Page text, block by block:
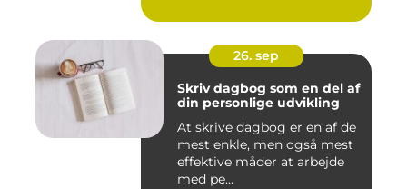
26. sep
Skriv dagbog som en del af
din personlige udvikling
At skrive dagbog er en af de
mest enkle, men også mest
effektive måder at arbejde
med pe...